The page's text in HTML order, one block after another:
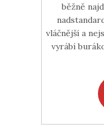
běžně
vláčnější a
vyrábí